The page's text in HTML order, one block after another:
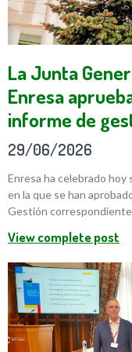
La Junta
Enresa
informe de
29/06/2026
Enresa ha celebrado
en la que se han
Gestión
View complete post